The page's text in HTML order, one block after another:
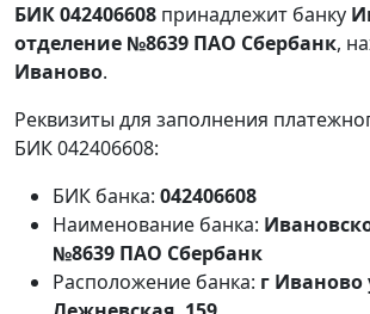
БИК 042406608 принадлежит банку
отделение №8639 ПАО Сбербанк,
Иваново.
Реквизиты для заполнения
БИК 042406608:
БИК банка: 042406608
Наименование банка:
№8639 ПАО Сбербанк
Расположение банка: г Иваново